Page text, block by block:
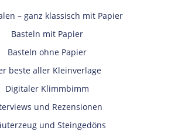
– ganz klassisch mit Papier
Basteln mit Papier
Basteln ohne Papier
beste aller Kleinverlage
Digitaler Klimmbimm
und Rezensionen
und Steingedöns